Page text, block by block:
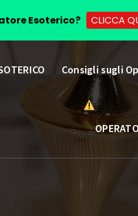
Consigli sugli
Esoterico? CLICCA